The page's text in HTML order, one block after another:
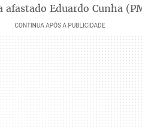
afastado Eduardo Cunha